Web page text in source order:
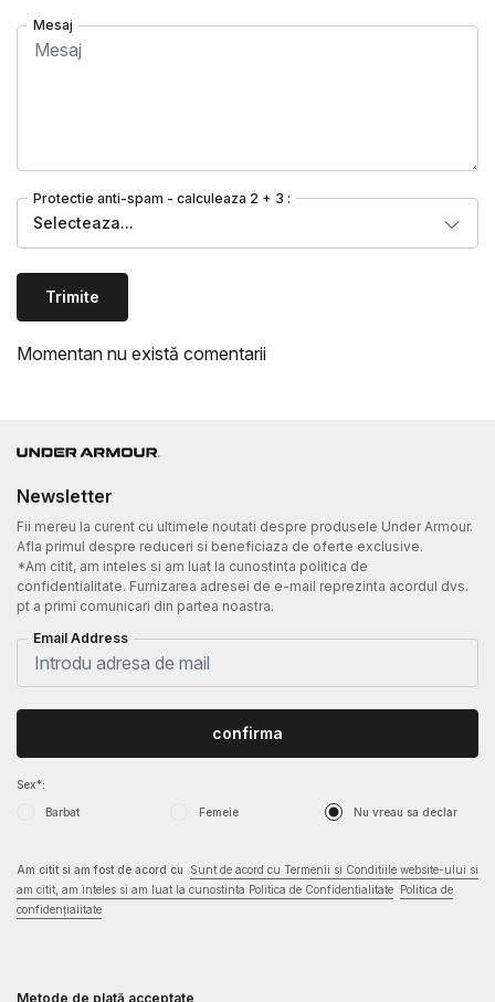
Mesaj
Protectie anti-spam - calculeaza 2 + 3 :
Selecteaza...
Trimite
Momentan nu există comentarii
Newsletter
Fii mereu la curent cu ultimele noutati despre produsele Under Armour.
Afla primul despre reduceri si beneficiaza de oferte exclusive.
*Am citit, am inteles si am luat la cunostinta politica de
confidentialitate. Furnizarea adresei de e-mail reprezinta acordul dvs.
pt a primi comunicari din partea noastra.
Email Address
Sex*:
Barbat Femeie Nu vreau sa declar
confirma
Am citit si am fost de acord cu
Sunt de acord cu Termenii si Conditiile website-ului si
am citit, am inteles si am luat la cunostinta Politica de Confidentialitate
Politica de
confidențialitate
Metode de plată acceptate